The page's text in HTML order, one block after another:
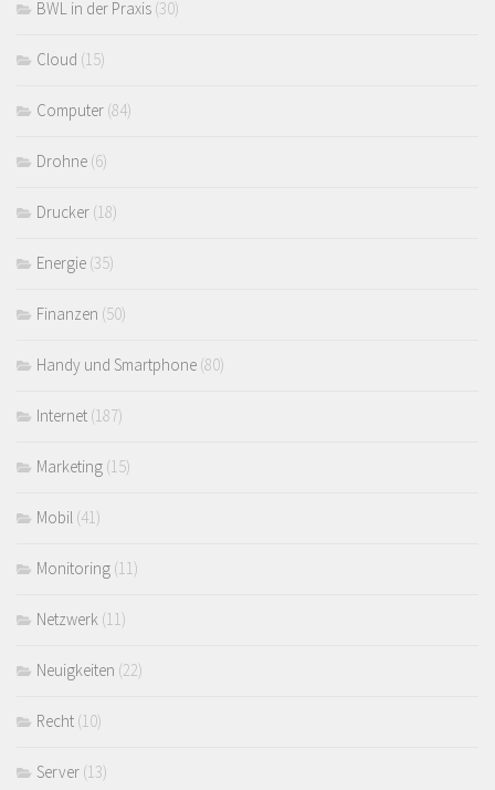
BWL in der Praxis (30)
Cloud (15)
Computer (84)
Drohne (6)
Drucker (18)
Energie (35)
Finanzen (50)
Handy und Smartphone (80)
Internet (187)
Marketing (15)
Mobil (41)
Monitoring (11)
Netzwerk (11)
Neuigkeiten (22)
Recht (10)
Server (13)